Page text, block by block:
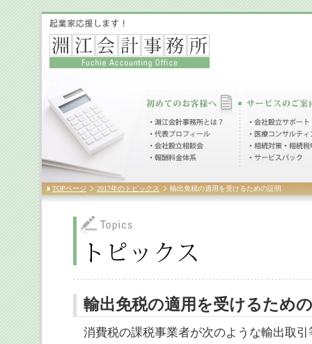
TOPページ 2017年のトピックス 輸出免税の適用を受けるための証明
輸出免税の適用を受けるため
消費税の課税事業者が次のような輸出取